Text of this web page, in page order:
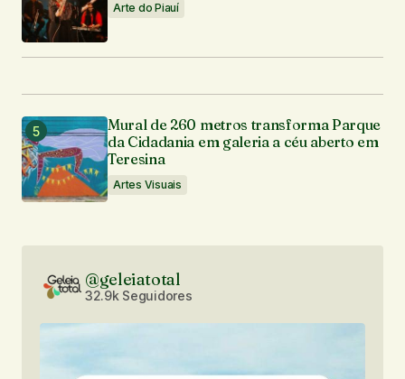
Arte do Piauí
Mural de 260 metros transforma Parque
da Cidadania em galeria a céu aberto em
Teresina
Artes Visuais
@geleiatotal
32.9k Seguidores